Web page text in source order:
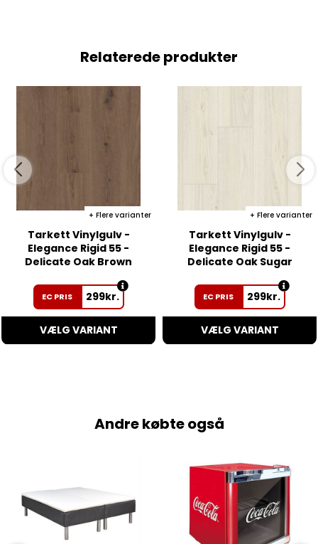
Relaterede produkter
Flere varianter
Tarkett Vinylgulv -
Elegance Rigid 55 -
Delicate Oak Brown
EC PRIS 299kr.
VÆLG VARIANT
Flere varianter
Tarkett Vinylgulv -
Elegance Rigid 55 -
Delicate Oak Sugar
EC PRIS 299kr.
VÆLG VARIANT
Andre købte også